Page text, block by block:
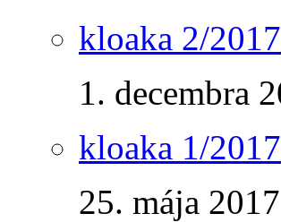
kloaka 2/2017
1. decembra
kloaka 1/2017
25. mája 2017